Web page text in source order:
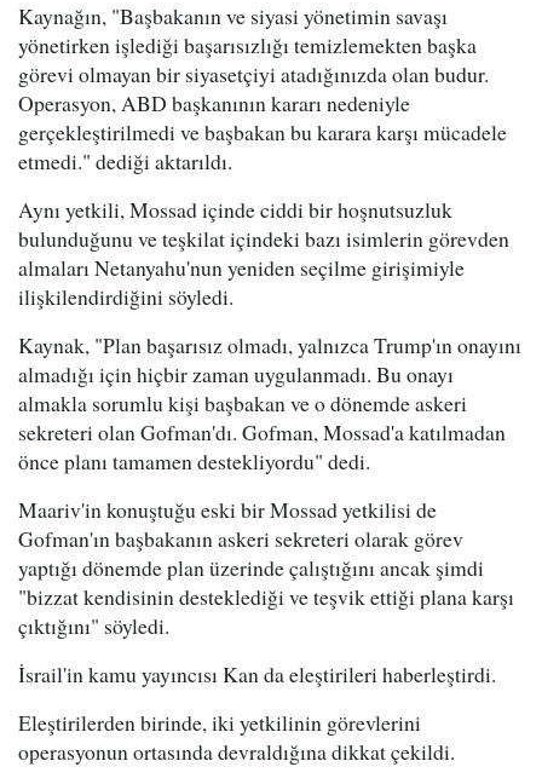
Kaynağın, "Başbakanın ve siyasi yönetimin savaşı
yönetirken işlediği başarısızlığı temizlemekten başka
görevi olmayan bir siyasetçiyi atadığınızda olan budur.
Operasyon, ABD başkanının kararı nedeniyle
gerçekleştirilmedi ve başbakan bu karara karşı mücadele
etmedi." dediği aktarıldı.
Aynı yetkili, Mossad içinde ciddi bir hoşnutsuzluk
bulunduğunu ve teşkilat içindeki bazı isimlerin görevden
almaları Netanyahu'nun yeniden seçilme girişimiyle
ilişkilendirdiğini söyledi.
Kaynak, "Plan başarısız olmadı, yalnızca Trump'ın onayını
almadığı için hiçbir zaman uygulanmadı. Bu onayı
almakla sorumlu kişi başbakan ve o dönemde askeri
sekreteri olan Gofman'dı. Gofman, Mossad'a katılmadan
önce planı tamamen destekliyordu" dedi.
Maariv'in konuştuğu eski bir Mossad yetkilisi de
Gofman'ın başbakanın askeri sekreteri olarak görev
yaptığı dönemde plan üzerinde çalıştığını ancak şimdi
"bizzat kendisinin desteklediği ve teşvik ettiği plana karşı
çıktığını" söyledi.
İsrail'in kamu yayıncısı Kan da eleştirileri haberleştirdi.
Eleştirilerden birinde, iki yetkilinin görevlerini
operasyonun ortasında devraldığına dikkat çekildi.